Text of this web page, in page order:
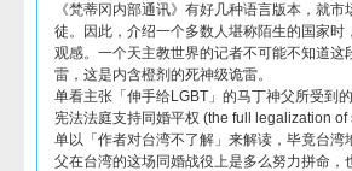
《梵蒂冈内部通讯》有好几种语言版本，就
徒。因此，介绍一个多数人堪称陌生的国家
观感。一个天主教世界的记者不可能不知道
雷，这是内含橙剂的死神级诡雷。
单看主张「伸手给LGBT」的马丁神父所受到
宪法法庭支持同婚平权 (the full legalization
单以「作者对台湾不了解」来解读，毕竟台
父在台湾的这场同婚战役上是多么努力拼命